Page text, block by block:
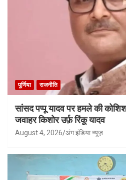
पूर्णिया राजनीति
सांसद पप्पू यादव पर हमले की
जवाहर किशोर उर्फ़ रिंकू यादव
August 4, 2026 अंग इंडिया न्यूज़